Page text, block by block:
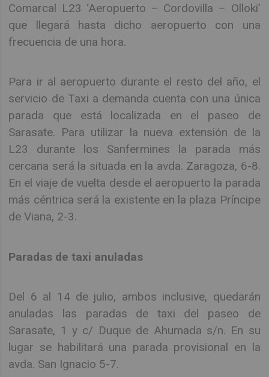
Comarcal L23 ‘Aeropuerto – Cordovilla – Olloki’
que llegará hasta dicho aeropuerto con una
frecuencia de una hora.
Para ir al aeropuerto durante el resto del año, el
servicio de Taxi a demanda cuenta con una única
parada que está localizada en el paseo de
Sarasate. Para utilizar la nueva extensión de la
L23 durante los Sanfermines la parada más
cercana será la situada en la avda. Zaragoza, 6-8.
En el viaje de vuelta desde el aeropuerto la parada
más céntrica será la existente en la plaza Príncipe
de Viana, 2-3.
Paradas de taxi anuladas
Del 6 al 14 de julio, ambos inclusive, quedarán
anuladas las paradas de taxi del paseo de
Sarasate, 1 y c/ Duque de Ahumada s/n. En su
lugar se habilitará una parada provisional en la
avda. San Ignacio 5-7.